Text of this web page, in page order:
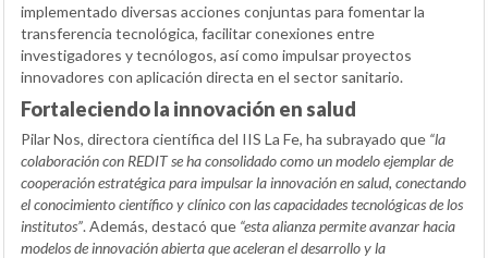
implementado diversas acciones conjuntas para fomentar la
transferencia tecnológica, facilitar conexiones entre
investigadores y tecnólogos, así como impulsar proyectos
innovadores con aplicación directa en el sector sanitario.
Fortaleciendo la innovación en salud
Pilar Nos, directora científica del IIS La Fe, ha subrayado que “la
colaboración con REDIT se ha consolidado como un modelo ejemplar de
cooperación estratégica para impulsar la innovación en salud, conectando
el conocimiento científico y clínico con las capacidades tecnológicas de los
institutos”. Además, destacó que “esta alianza permite avanzar hacia
modelos de innovación abierta que aceleran el desarrollo y la